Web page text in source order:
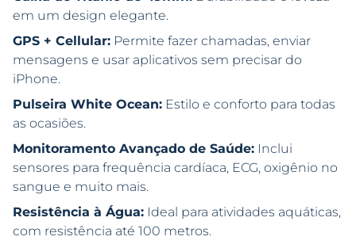
em um design elegante.
GPS + Cellular: Permite fazer chamadas, enviar
mensagens e usar aplicativos sem precisar do
iPhone.
Pulseira White Ocean: Estilo e conforto para todas
as ocasiões.
Monitoramento Avançado de Saúde: Inclui
sensores para frequência cardíaca, ECG, oxigênio no
sangue e muito mais.
Resistência à Água: Ideal para atividades aquáticas,
com resistência até 100 metros.